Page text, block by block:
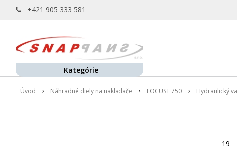
+421 905 333 581
Úvod Náhradné diely na nakladače LOCUST 750 Hydraulický
19
Kategórie